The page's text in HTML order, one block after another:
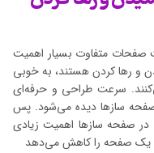
صفحات متفاوت بسیار اهمیت
و رها کردن هستند، به خوبی
سرعت طراحی و حرفه‌ای
سازها دیده می‌شود. پس
صفحه سازها اهمیت زیادی
یک صفحه را کاهش می‌دهد